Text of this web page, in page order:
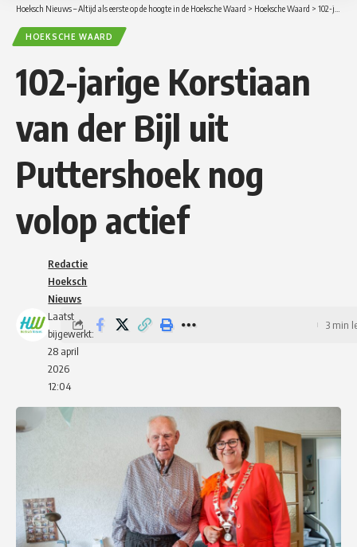
Hoeksch Nieuws – Altijd als eerste op de hoogte in de Hoeksche Waard > Hoeksche Waard > 102-jarige Korstiaan van der Bijl uit Puttershoek nog volop actief
HOEKSCHE WAARD
102-jarige Korstiaan
van der Bijl uit
Puttershoek nog
volop actief
Laatst
bijgewerkt:
28 april
2026
12:04
Redactie
Hoeksch
Nieuws
3 min